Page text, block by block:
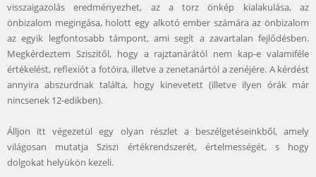
visszaigazolás eredményezhet, az a torz önkép kialakulása, az
önbizalom megingása, holott egy alkotó ember számára az önbizalom
az egyik legfontosabb támpont, ami segít a zavartalan fejlődésben.
Megkérdeztem Sziszitől, hogy a rajztanárától nem kap-e valamiféle
értékelést, reflexiót a fotóira, illetve a zenetanártól a zenéjére. A kérdést
annyira abszurdnak találta, hogy kinevetett (illetve ilyen órák már
nincsenek 12-edikben).
Álljon itt végezetül egy olyan részlet a beszélgetéseinkből, amely
világosan mutatja Sziszi értékrendszerét, értelmességét, s hogy
dolgokat helyükön kezeli.